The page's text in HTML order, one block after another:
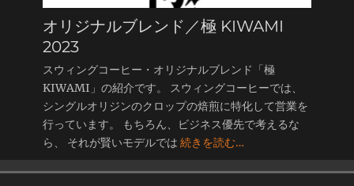
オリジナルブレンド／極 KIWAMI
2023
スウィングコーヒー・オリジナルブレンド「極
KIWAMI」の紹介です。 スウィングコーヒーでは、
シングルオリジンのクロップの焙煎に特化して営業を
行っています。 もちろん、ビジネス優先で考えるな
ら、 それが賢いモデルでは 続きを読む…